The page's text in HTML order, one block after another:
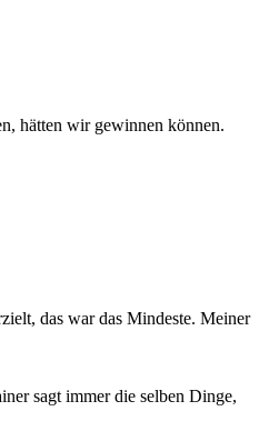
hätten wir gewinnen können.
das war das Mindeste. Meiner
sagt immer die selben Dinge,